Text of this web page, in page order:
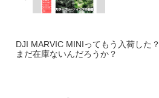
DJI MARVIC MINIってもう入荷した？
まだ在庫ないんだろうか？